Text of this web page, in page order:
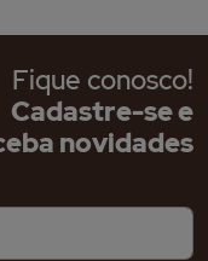
Fique conosco!
Cadastre-se e
novidades